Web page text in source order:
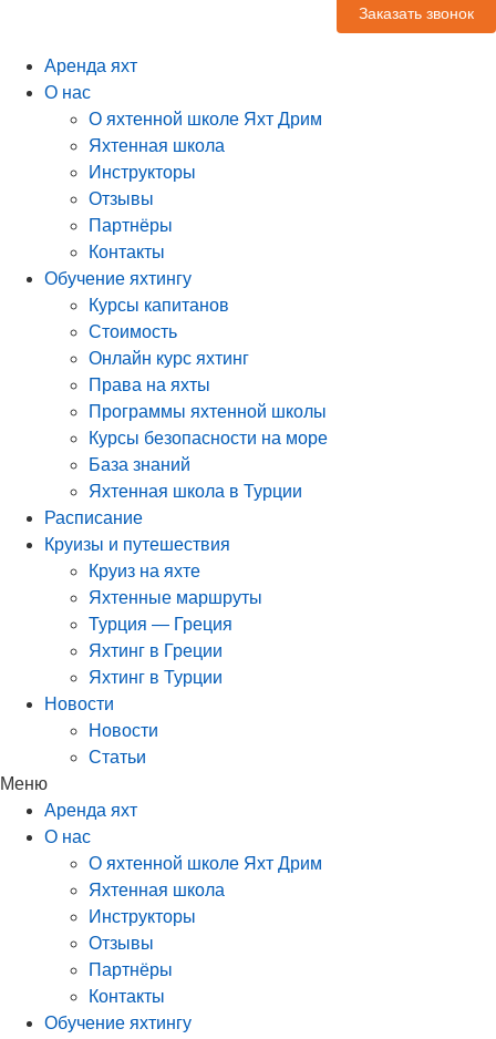
Заказать звонок
Аренда яхт
О нас
О яхтенной школе Яхт Дрим
Яхтенная школа
Инструкторы
Отзывы
Партнёры
Контакты
Обучение яхтингу
Курсы капитанов
Стоимость
Онлайн курс яхтинг
Права на яхты
Программы яхтенной школы
Курсы безопасности на море
База знаний
Яхтенная школа в Турции
Расписание
Круизы и путешествия
Круиз на яхте
Яхтенные маршруты
Турция — Греция
Яхтинг в Греции
Яхтинг в Турции
Новости
Новости
Статьи
Меню
Аренда яхт
О нас
О яхтенной школе Яхт Дрим
Яхтенная школа
Инструкторы
Отзывы
Партнёры
Контакты
Обучение яхтингу